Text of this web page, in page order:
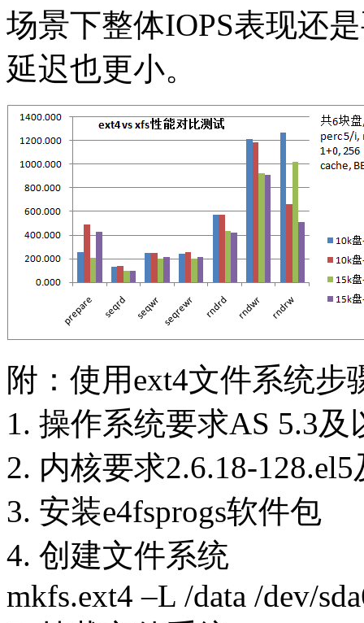
场景下整体IOPS表现还
延迟也更小。
附：使用ext4文件系统步
1. 操作系统要求AS 5.3
2. 内核要求2.6.18-
3. 安装e4fsprogs软件包
4. 创建文件系统
mkfs.ext4 –L /data /dev/